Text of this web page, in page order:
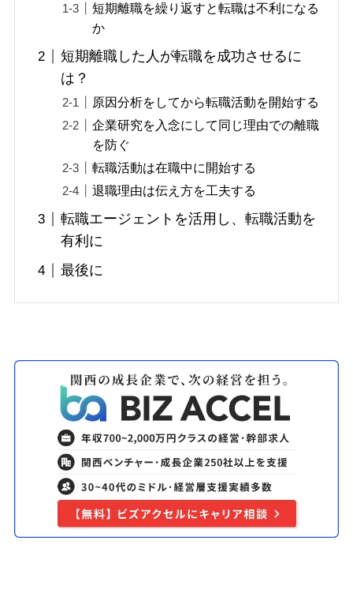
短期離職を繰り返すと転職は不利になる
か
短期離職した人が転職を成功させるに
は？
原因分析をしてから転職活動を開始する
企業研究を入念にして同じ理由での離職
を防ぐ
転職活動は在職中に開始する
退職理由は伝え方を工夫する
転職エージェントを活用し、転職活動を
有利に
最後に